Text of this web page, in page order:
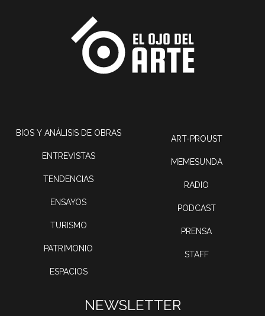
BIOS Y ANÁLISIS DE OBRAS
ENTREVISTAS
TENDENCIAS
ENSAYOS
TURISMO
PATRIMONIO
ESPACIOS
ART-PROUST
MEMESUNDA
RADIO
PODCAST
PRENSA
STAFF
NEWSLETTER